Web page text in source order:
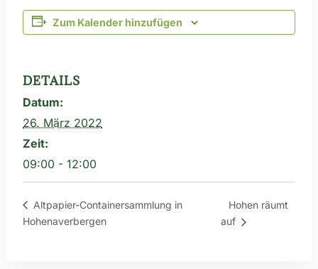
Zum Kalender hinzufügen
DETAILS
Datum:
26. März 2022
Zeit:
09:00 - 12:00
Altpapier-Containersammlung in
Hohenaverbergen
Hohen räumt
auf